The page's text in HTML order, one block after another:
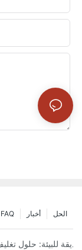
الحل أخبار FAQ
تُعدّ الصناديق ذات
للبيئة: حلول